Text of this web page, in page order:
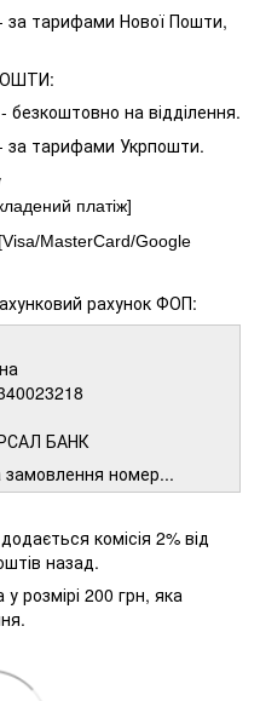
за тарифами Нової Пошти,
безкоштовно на відділення.
за тарифами Укрпошти.
платіж]
MasterCard/Google
рахунок ФОП:
БАНК
номер...
комісія 2% від
назад.
розмірі 200 грн, яка